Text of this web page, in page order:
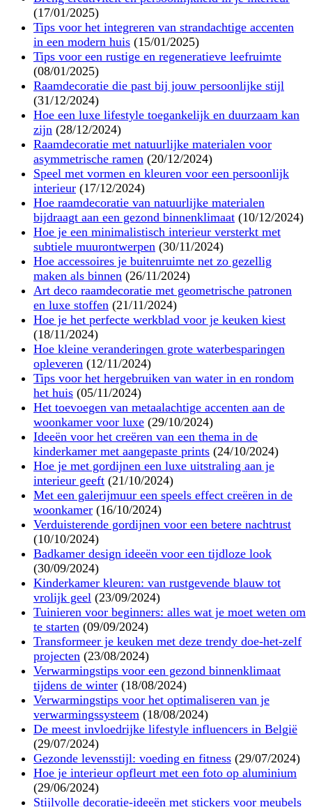
(17/01/2025)
Tips voor het integreren van strandachtige accenten
in een modern huis (15/01/2025)
Tips voor een rustige en regeneratieve leefruimte
(08/01/2025)
Raamdecoratie die past bij jouw persoonlijke stijl
(31/12/2024)
Hoe een luxe lifestyle toegankelijk en duurzaam kan
zijn (28/12/2024)
Raamdecoratie met natuurlijke materialen voor
asymmetrische ramen (20/12/2024)
Speel met vormen en kleuren voor een persoonlijk
interieur (17/12/2024)
Hoe raamdecoratie van natuurlijke materialen
bijdraagt aan een gezond binnenklimaat (10/12/2024)
Hoe je een minimalistisch interieur versterkt met
subtiele muurontwerpen (30/11/2024)
Hoe accessoires je buitenruimte net zo gezellig
maken als binnen (26/11/2024)
Art deco raamdecoratie met geometrische patronen
en luxe stoffen (21/11/2024)
Hoe je het perfecte werkblad voor je keuken kiest
(18/11/2024)
Hoe kleine veranderingen grote waterbesparingen
opleveren (12/11/2024)
Tips voor het hergebruiken van water in en rondom
het huis (05/11/2024)
Het toevoegen van metaalachtige accenten aan de
woonkamer voor luxe (29/10/2024)
Ideeën voor het creëren van een thema in de
kinderkamer met aangepaste prints (24/10/2024)
Hoe je met gordijnen een luxe uitstraling aan je
interieur geeft (21/10/2024)
Met een galerijmuur een speels effect creëren in de
woonkamer (16/10/2024)
Verduisterende gordijnen voor een betere nachtrust
(10/10/2024)
Badkamer design ideeën voor een tijdloze look
(30/09/2024)
Kinderkamer kleuren: van rustgevende blauw tot
vrolijk geel (23/09/2024)
Tuinieren voor beginners: alles wat je moet weten om
te starten (09/09/2024)
Transformeer je keuken met deze trendy doe-het-zelf
projecten (23/08/2024)
Verwarmingstips voor een gezond binnenklimaat
tijdens de winter (18/08/2024)
Verwarmingstips voor het optimaliseren van je
verwarmingssysteem (18/08/2024)
De meest invloedrijke lifestyle influencers in België
(29/07/2024)
Gezonde levensstijl: voeding en fitness (29/07/2024)
Hoe je interieur opfleurt met een foto op aluminium
(29/06/2024)
Stijlvolle decoratie-ideeën met stickers voor meubels